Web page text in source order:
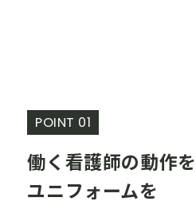
POINT 01
働く看護師の動作
ユニフォームを